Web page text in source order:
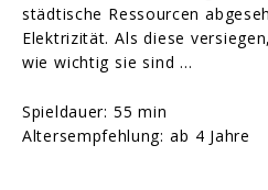
städtische Ressourcen
Elektrizität. Als diese
wie wichtig sie sind …
Spieldauer: 55 min
Altersempfehlung: ab 4 Jahre